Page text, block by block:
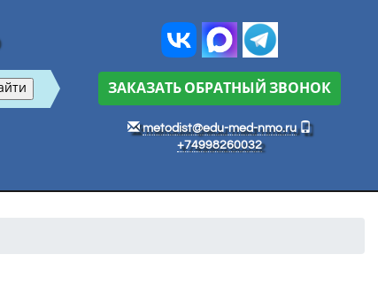
ЗАКАЗАТЬ ОБРАТНЫЙ ЗВОНОК
metodist@edu-med-nmo.ru
+74998260032